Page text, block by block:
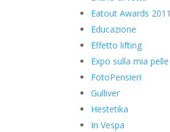
Eatout Awards 2011
Educazione
Effetto lifting
Expo sulla mia pelle
FotoPensieri
Gulliver
Hestetika
In Vespa